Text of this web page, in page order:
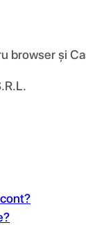
browser și